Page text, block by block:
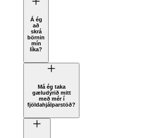
Á ég
að
skrá
börnin
mín
líka?
Má ég taka
gæludýrið mitt
með mér í
fjöldahjálparstöð?